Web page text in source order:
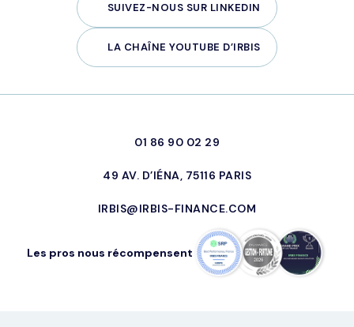
SUIVEZ-NOUS SUR LINKEDIN
LA CHAÎNE YOUTUBE D’IRBIS
01 86 90 02 29
49 AV. D’IÉNA, 75116 PARIS
IRBIS@IRBIS-FINANCE.COM
Les pros nous récompensent